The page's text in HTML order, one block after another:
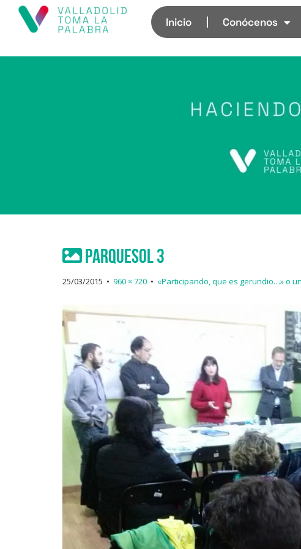
Inicio Conócenos
Parquesol 3
25/03/2015 • 960 × 720 • «Participando, que es gerundio…» o